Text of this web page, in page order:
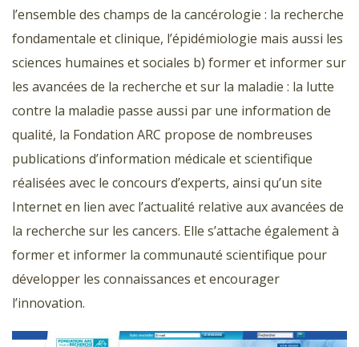
l’ensemble des champs de la cancérologie : la recherche
fondamentale et clinique, l’épidémiologie mais aussi les
sciences humaines et sociales b) former et informer sur
les avancées de la recherche et sur la maladie : la lutte
contre la maladie passe aussi par une information de
qualité, la Fondation ARC propose de nombreuses
publications d’information médicale et scientifique
réalisées avec le concours d’experts, ainsi qu’un site
Internet en lien avec l’actualité relative aux avancées de
la recherche sur les cancers. Elle s’attache également à
former et informer la communauté scientifique pour
développer les connaissances et encourager
l’innovation.